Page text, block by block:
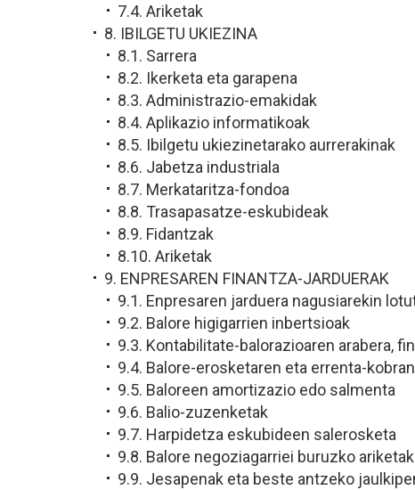
7.4. Ariketak
8. IBILGETU UKIEZINA
8.1. Sarrera
8.2. Ikerketa eta garapena
8.3. Administrazio-emakidak
8.4. Aplikazio informatikoak
8.5. Ibilgetu ukiezinetarako aurrerakinak
8.6. Jabetza industriala
8.7. Merkataritza-fondoa
8.8. Trasapasatze-eskubideak
8.9. Fidantzak
8.10. Ariketak
9. ENPRESAREN FINANTZA-JARDUERAK
9.1. Enpresaren jarduera nagusiarekin
9.2. Balore higigarrien inbertsioak
9.3. Kontabilitate-balorazioaren arabera,
9.4. Balore-erosketaren eta errenta-
9.5. Baloreen amortizazio edo salmenta
9.6. Balio-zuzenketak
9.7. Harpidetza eskubideen salerosketa
9.8. Balore negoziagarriei buruzko ariketak
9.9. Jesapenak eta beste antzeko